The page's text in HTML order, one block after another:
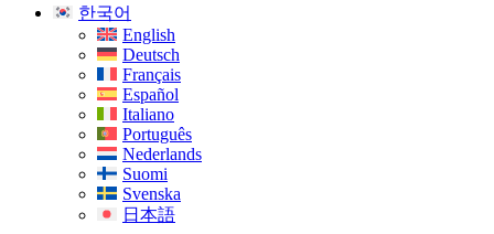
한국어
English
Deutsch
Français
Español
Italiano
Português
Nederlands
Suomi
Svenska
日本語